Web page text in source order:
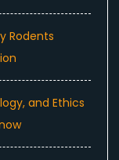
Rodents
and Ethics